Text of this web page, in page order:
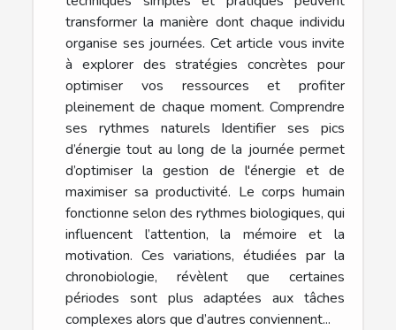
transformer la manière dont chaque individu
organise ses journées. Cet article vous invite
à explorer des stratégies concrètes pour
optimiser vos ressources et profiter
pleinement de chaque moment. Comprendre
ses rythmes naturels Identifier ses pics
d’énergie tout au long de la journée permet
d’optimiser la gestion de l'énergie et de
maximiser sa productivité. Le corps humain
fonctionne selon des rythmes biologiques, qui
influencent l’attention, la mémoire et la
motivation. Ces variations, étudiées par la
chronobiologie, révèlent que certaines
périodes sont plus adaptées aux tâches
complexes alors que d’autres conviennent...